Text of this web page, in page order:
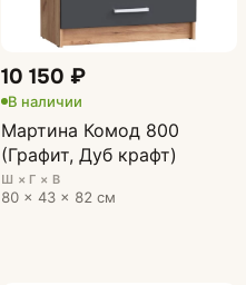
10 150 ₽
В наличии
Мартина Комод 800
(Графит, Дуб крафт)
Ш × Г × В
80 × 43 × 82 см